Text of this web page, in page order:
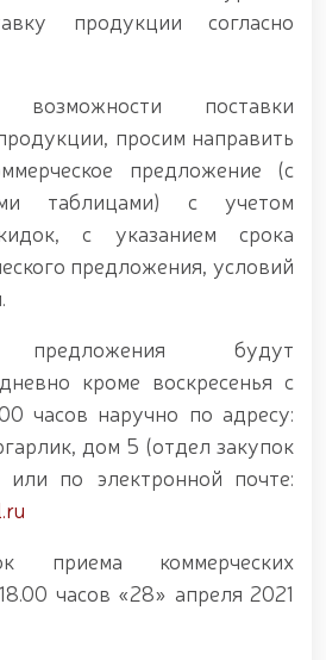
– источник национальной
//Генерал-полковник Б.
с деятельностью
мактаби». // Командующий
генерал-полковник Б.
с рабочим визитом в
и Джизакской областях. //
военно-научно-
на тему «Перспективы
технологий в
// Командующий
генерал-полковник Б.
// В Самаркандской и
реализованы конкретные
безопасной среды и
охраны общественного
задачи в сфере
политики остаются
внимания. // Генерал-
избран председателем
// Продолжается работа по
потенциала личного состава
повышению уровня
подготовки, а также
продукции согласно
поставки
просим направить
предложение (с
таблицами) с учетом
с указанием срока
предложения, условий
предложения будут
кроме воскресенья с
часов наручно по адресу:
дом 5 (отдел закупок
по электронной почте:
приема коммерческих
часов «28» апреля 2021